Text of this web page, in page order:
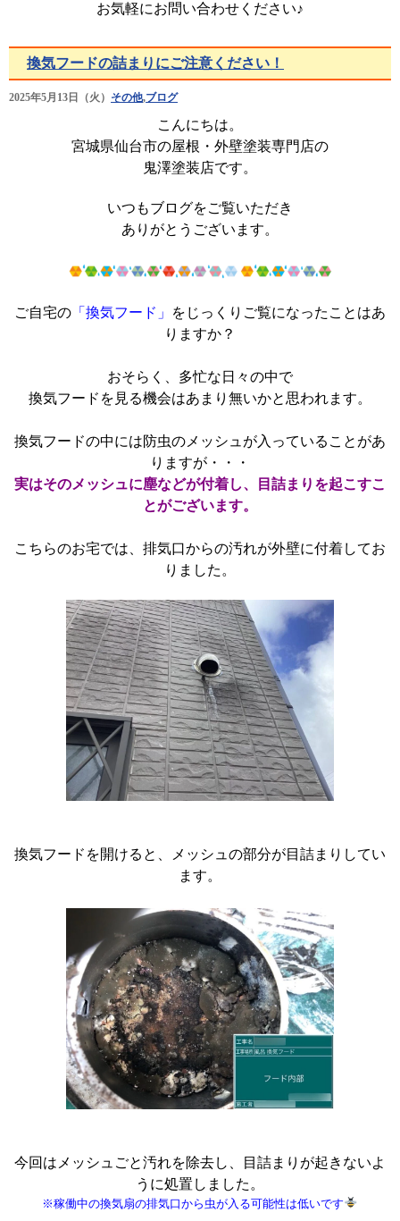
お気軽にお問い合わせください♪
換気フードの詰まりにご注意ください！
2025年5月13日（火） その他,ブログ
こんにちは。
宮城県仙台市の屋根・外壁塗装専門店の
鬼澤塗装店です。
いつもブログをご覧いただき
ありがとうございます。
ご自宅の 「換気フード」
をじっくりご覧になったことはあ
りますか？
おそらく、多忙な日々の中で
換気フードを見る機会はあまり無いかと思われます。
換気フードの中には防虫のメッシュが入っていることがあ
りますが・・・
実はそのメッシュに塵などが付着し、目詰まりを起こすこ
とがございます。
こちらのお宅では、排気口からの汚れが外壁に付着してお
りました。
換気フードを開けると、メッシュの部分が目詰まりしてい
ます。
今回はメッシュごと汚れを除去し、目詰まりが起きないよ
うに処置しました。
※稼働中の換気扇の排気口から虫が入る可能性は低いです